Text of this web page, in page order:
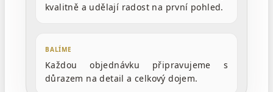
kvalitně a udělají radost na první pohled.
BALÍME
Každou objednávku připravujeme s
důrazem na detail a celkový dojem.